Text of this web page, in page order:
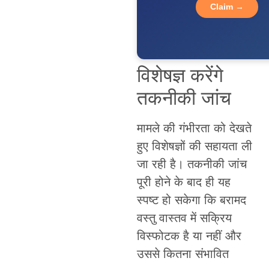
Claim →
विशेषज्ञ करेंगे
तकनीकी जांच
मामले की गंभीरता को देखते
हुए विशेषज्ञों की सहायता ली
जा रही है। तकनीकी जांच
पूरी होने के बाद ही यह
स्पष्ट हो सकेगा कि बरामद
वस्तु वास्तव में सक्रिय
विस्फोटक है या नहीं और
उससे कितना संभावित